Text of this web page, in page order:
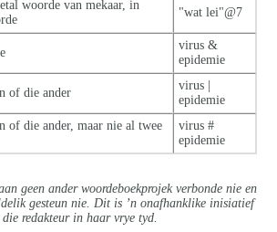
woorde van mekaar, in
"wat lei"@7
virus &
epidemie
of die ander
virus |
epidemie
of die ander, maar nie al twee
virus #
epidemie
geen ander woordeboekprojek verbonde nie en
gesteun nie. Dit is ’n onafhanklike inisiatief
die redakteur in haar vrye tyd.